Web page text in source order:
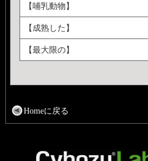
【哺乳動物】
【成熟した】
【最大限の】
Homeに戻る